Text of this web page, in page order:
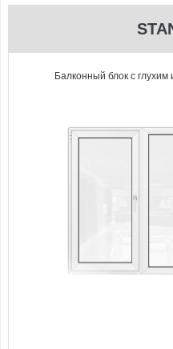
Балконный блок с